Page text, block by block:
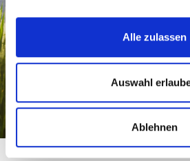
Alle zulassen
Auswahl
Ablehnen